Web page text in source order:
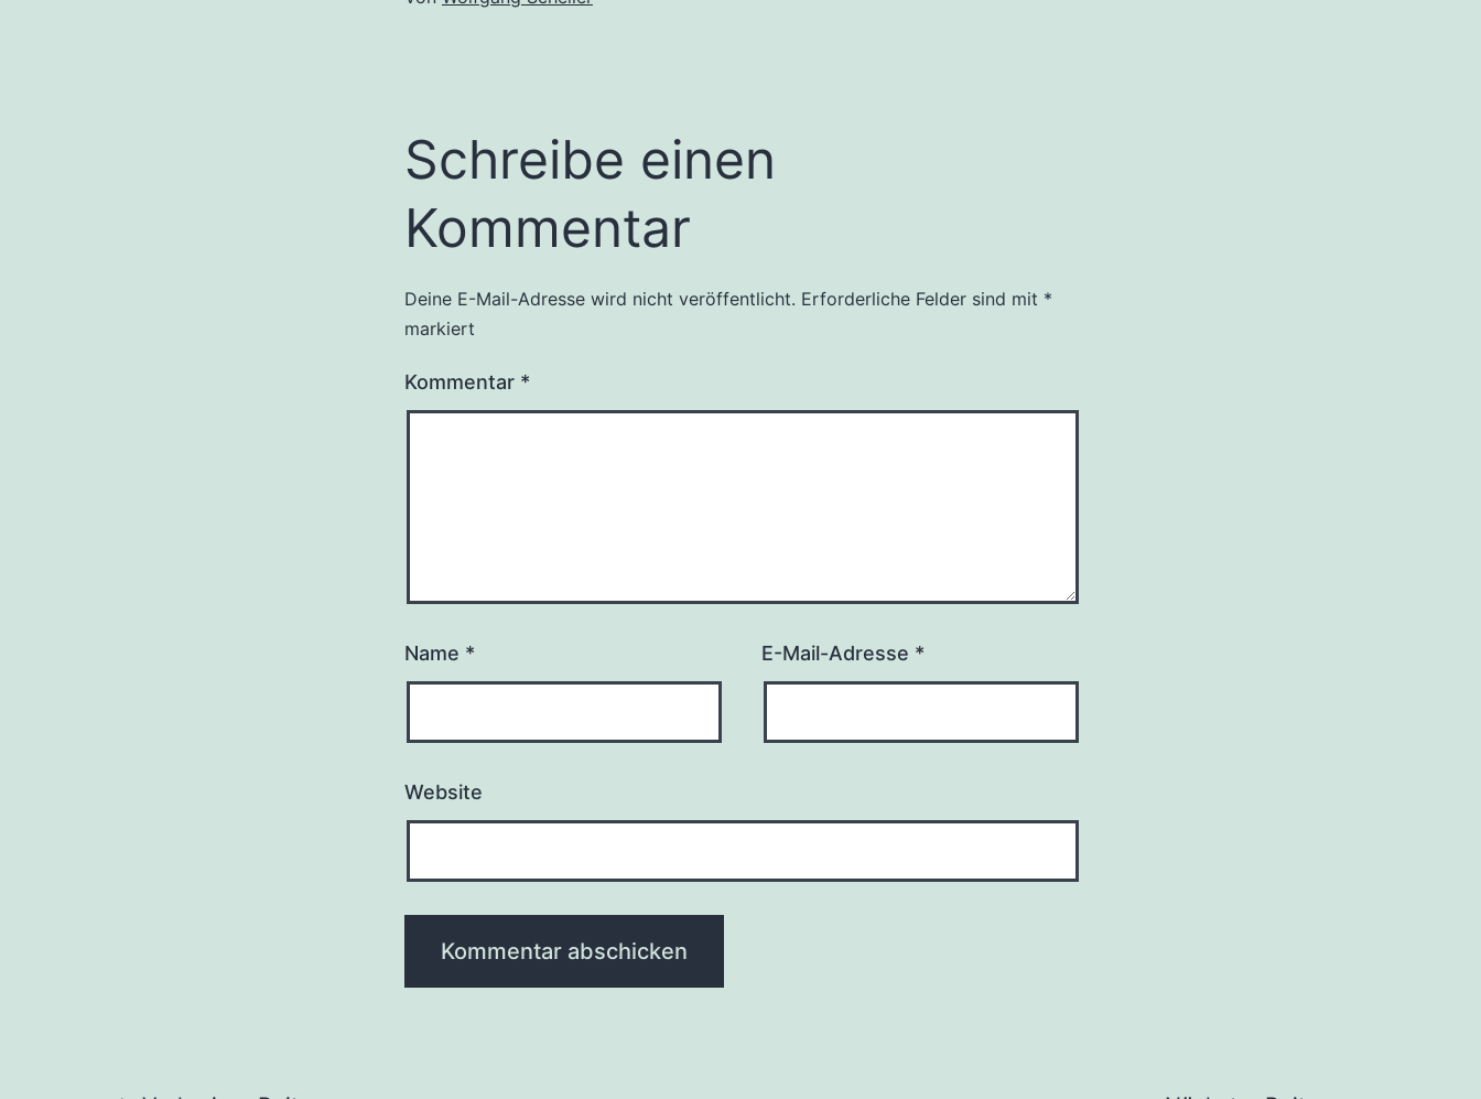
Schreibe einen
Kommentar
Deine E-Mail-Adresse wird nicht veröffentlicht. Erforderliche Felder sind mit *
markiert
Kommentar *
Name * E-Mail-Adresse *
Website